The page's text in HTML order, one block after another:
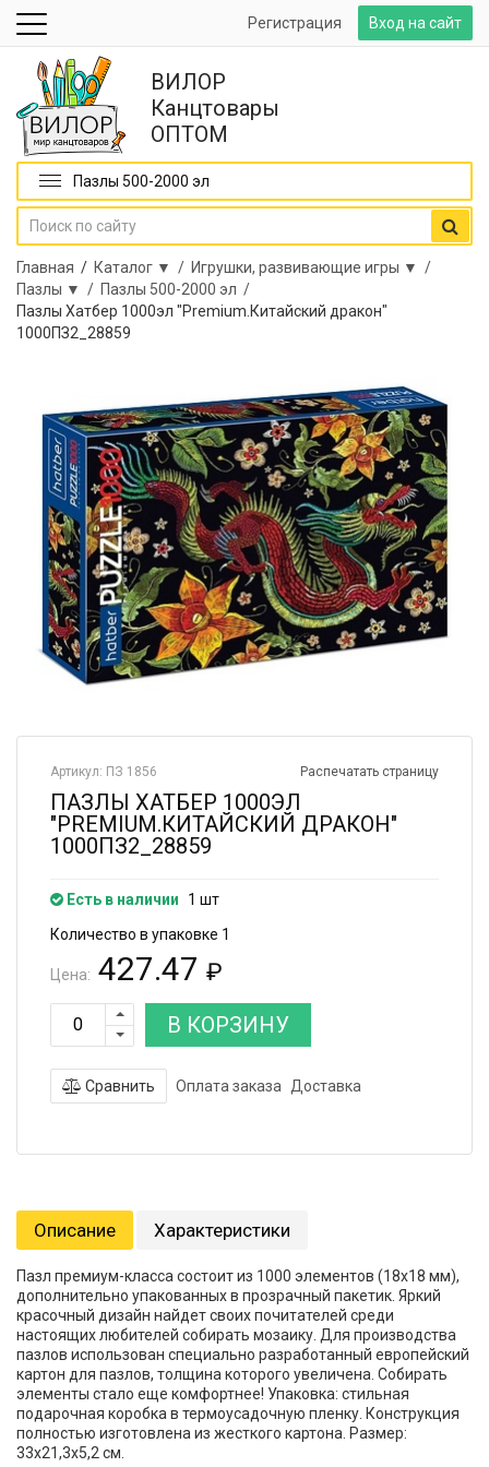
Вход на сайт
Регистрация
ВИЛОР
Канцтовары
ОПТОМ
Пазлы 500-2000 эл
Главная / Каталог ▼ / Игрушки, развивающие игры ▼ /
Пазлы ▼ / Пазлы 500-2000 эл /
Пазлы Хатбер 1000эл "Premium.Китайский дракон"
1000ПЗ2_28859
Распечатать страницу
Артикул: ПЗ 1856
ПАЗЛЫ ХАТБЕР 1000ЭЛ
"PREMIUM.КИТАЙСКИЙ ДРАКОН"
1000ПЗ2_28859
Есть в наличии
1 шт
Количество в упаковке 1
Цена: 427.47 ₽
В КОРЗИНУ
Сравнить Оплата заказа Доставка
Описание Характеристики
Пазл премиум-класса состоит из 1000 элементов (18х18 мм),
дополнительно упакованных в прозрачный пакетик. Яркий
красочный дизайн найдет своих почитателей среди
настоящих любителей собирать мозаику. Для производства
пазлов использован специально разработанный европейский
картон для пазлов, толщина которого увеличена. Собирать
элементы стало еще комфортнее! Упаковка: стильная
подарочная коробка в термоусадочную пленку. Конструкция
полностью изготовлена из жесткого картона. Размер:
33х21,3х5,2 см.